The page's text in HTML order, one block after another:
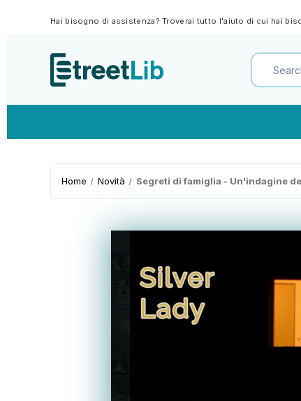
Hai bisogno di assistenza? Troverai tutto l'aiuto di cui hai
Home Novità Segreti di famiglia - Un'indagine